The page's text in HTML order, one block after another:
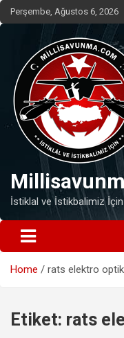
Skip
to
Perşembe, Ağustos 6, 2026
İstiklal ve İstikbalimiz
Home rats elektro optik
Etiket: rats